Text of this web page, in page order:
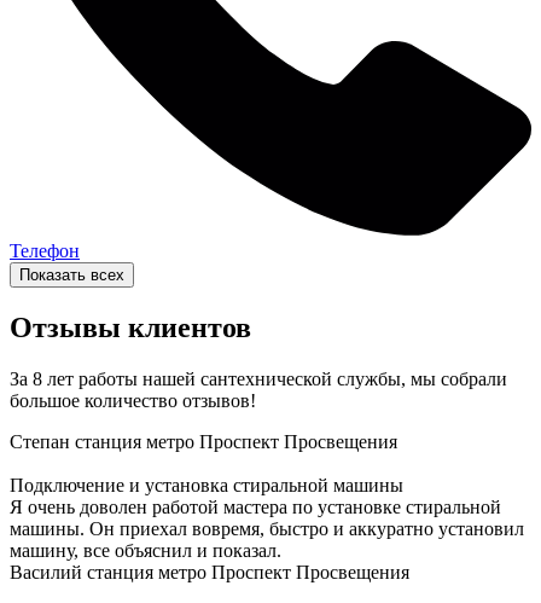
Телефон
Показать всех
Отзывы клиентов
За 8 лет работы нашей сантехнической службы, мы собрали
большое количество отзывов!
Степан станция метро Проспект Просвещения
Подключение и установка стиральной машины
Я очень доволен работой мастера по установке стиральной
машины. Он приехал вовремя, быстро и аккуратно установил
машину, все объяснил и показал.
Василий станция метро Проспект Просвещения